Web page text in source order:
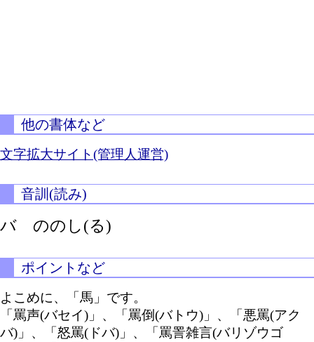
他の書体など
文字拡大サイト(管理人運営)
音訓(読み)
バ ののし(る)
ポイントなど
よこめに、「馬」です。
「罵声(バセイ)」、「罵倒(バトウ)」、「悪罵(アク
バ)」、「怒罵(ドバ)」、「罵詈雑言(バリゾウゴ